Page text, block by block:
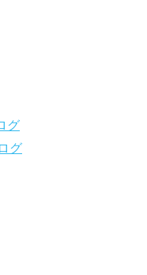
.
報満載の動画はコチラ
mkfTCxZVn7
方はコチラ
ージ】
グ
グ